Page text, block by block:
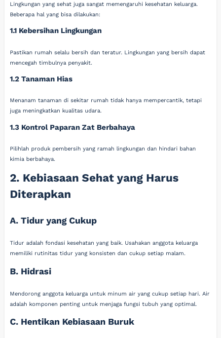
Lingkungan yang sehat juga sangat memengaruhi kesehatan keluarga.
Beberapa hal yang bisa dilakukan:
1.1 Kebersihan Lingkungan
Pastikan rumah selalu bersih dan teratur. Lingkungan yang bersih dapat
mencegah timbulnya penyakit.
1.2 Tanaman Hias
Menanam tanaman di sekitar rumah tidak hanya mempercantik, tetapi
juga meningkatkan kualitas udara.
1.3 Kontrol Paparan Zat Berbahaya
Pilihlah produk pembersih yang ramah lingkungan dan hindari bahan
kimia berbahaya.
2. Kebiasaan Sehat yang Harus
Diterapkan
A. Tidur yang Cukup
Tidur adalah fondasi kesehatan yang baik. Usahakan anggota keluarga
memiliki rutinitas tidur yang konsisten dan cukup setiap malam.
B. Hidrasi
Mendorong anggota keluarga untuk minum air yang cukup setiap hari. Air
adalah komponen penting untuk menjaga fungsi tubuh yang optimal.
C. Hentikan Kebiasaan Buruk